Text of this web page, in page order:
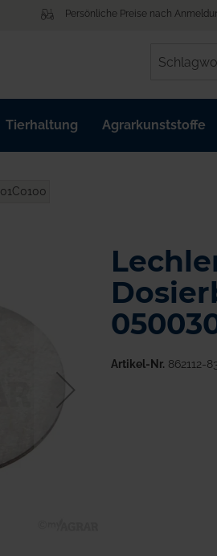
Persönliche Preise nach
Tierhaltung Agrarkunststoffe
Artikel-Nr. 862112-